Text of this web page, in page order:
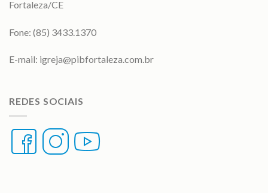
Fortaleza/CE
Fone: (85) 3433.1370
E-mail: igreja@pibfortaleza.com.br
REDES SOCIAIS